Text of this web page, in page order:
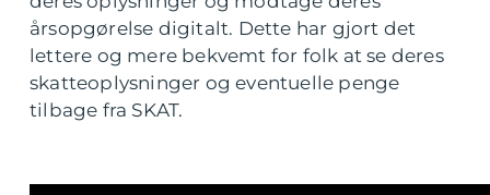
årsopgørelse digitalt. Dette har gjort det
lettere og mere bekvemt for folk at se deres
skatteoplysninger og eventuelle penge
tilbage fra SKAT.